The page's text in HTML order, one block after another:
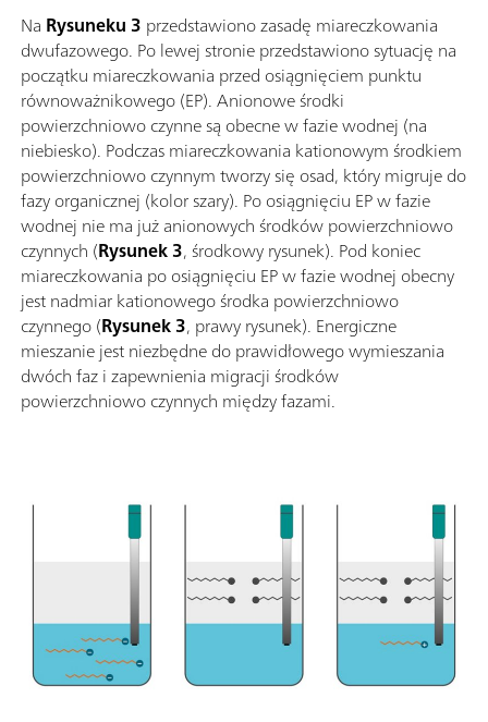
Na Rysuneku 3 przedstawiono zasadę miareczkowania
dwufazowego. Po lewej stronie przedstawiono sytuację na
początku miareczkowania przed osiągnięciem punktu
równoważnikowego (EP). Anionowe środki
powierzchniowo czynne są obecne w fazie wodnej (na
niebiesko). Podczas miareczkowania kationowym środkiem
powierzchniowo czynnym tworzy się osad, który migruje do
fazy organicznej (kolor szary). Po osiągnięciu EP w fazie
wodnej nie ma już anionowych środków powierzchniowo
czynnych (Rysunek 3, środkowy rysunek). Pod koniec
miareczkowania po osiągnięciu EP w fazie wodnej obecny
jest nadmiar kationowego środka powierzchniowo
czynnego(Rysunek 3, prawy rysunek). Energiczne
mieszanie jest niezbędne do prawidłowego wymieszania
dwóch faz i zapewnienia migracji środków
powierzchniowo czynnych między fazami.